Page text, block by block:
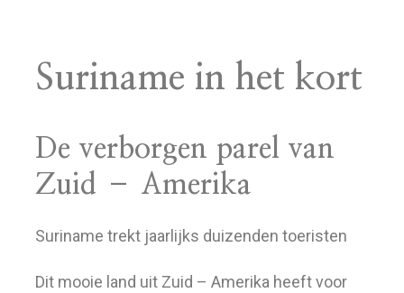
Suriname in het kort
De verborgen parel van
Zuid – Amerika
Suriname trekt jaarlijks duizenden toeristen
Dit mooie land uit Zuid – Amerika heeft voor